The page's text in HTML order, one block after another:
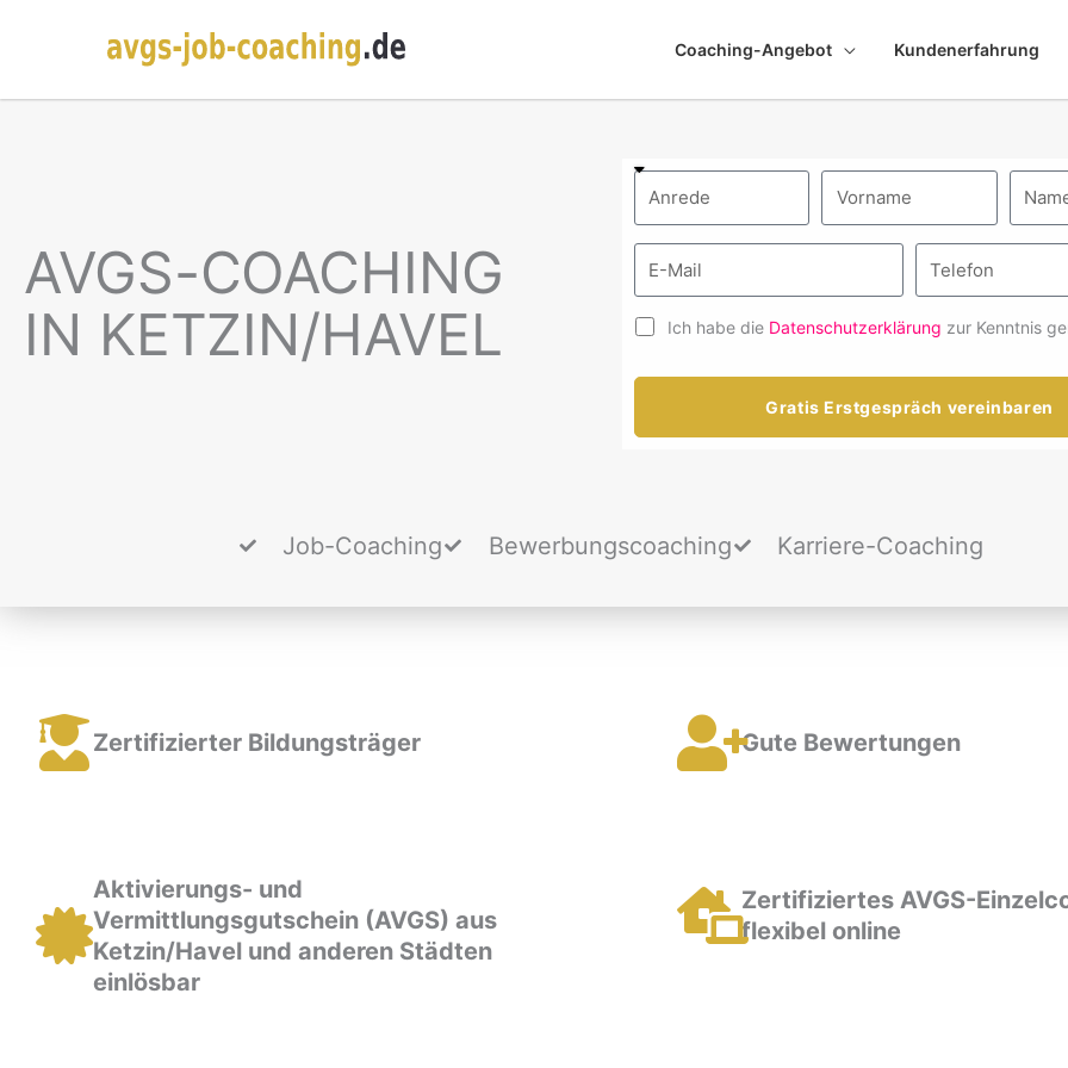
Coaching-Angebot Kundenerfahrung
AVGS-COACHING
IN KETZIN/HAVEL
Ich habe die Datenschutzerklärung zur Kenntnis
Gratis Erstgespräch vereinbaren
Job-Coaching Bewerbungscoaching Karriere-Coaching
Zertifizierter Bildungsträger
Aktivierungs- und
Vermittlungsgutschein (AVGS) aus
Ketzin/Havel und anderen Städten
einlösbar
Gute Bewertungen
Zertifiziertes AVGS-
flexibel online